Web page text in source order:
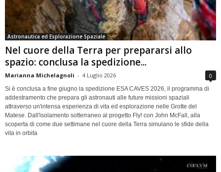
Astronautica ed Esplorazione Spaziale
Nel cuore della Terra per prepararsi allo
spazio: conclusa la spedizione...
Marianna Michelagnoli - 4 Luglio 2026 0
Si è conclusa a fine giugno la spedizione ESA CAVES 2026, il programma di
addestramento che prepara gli astronauti alle future missioni spaziali
attraverso un'intensa esperienza di vita ed esplorazione nelle Grotte del
Matese. Dall'isolamento sotterraneo al progetto Fly! con John McFall, alla
scoperta di come due settimane nel cuore della Terra simulano le sfide della
vita in orbita